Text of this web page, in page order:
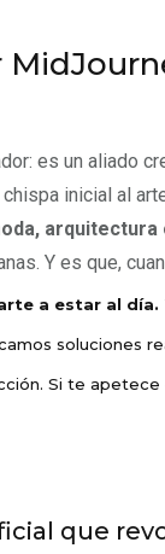
es un aliado
inicial al
Y es que,
a estar al día.
Si te
que